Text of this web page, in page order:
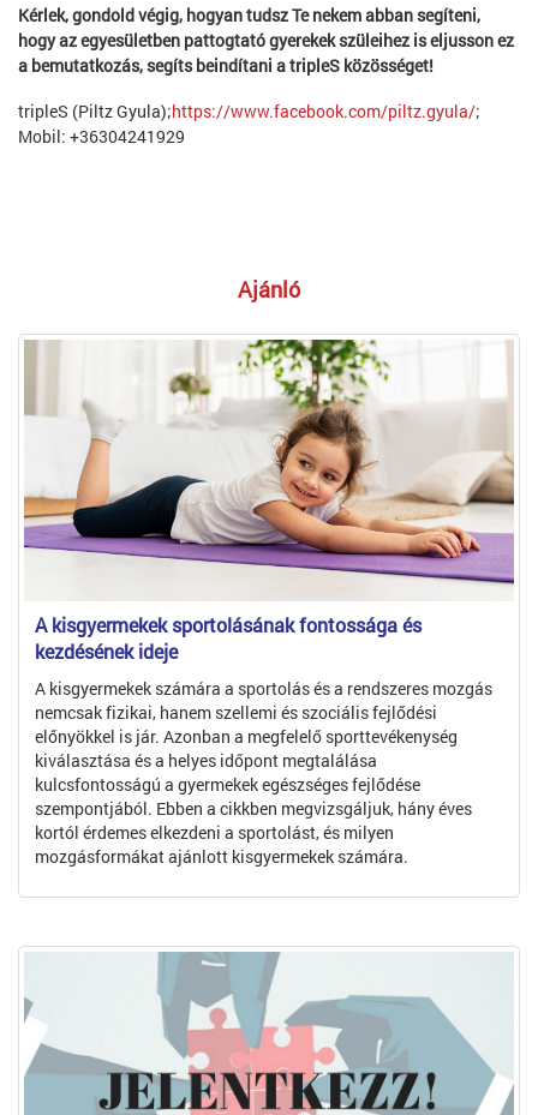
Kérlek, gondold végig, hogyan tudsz Te nekem abban segíteni,
hogy az egyesületben pattogtató gyerekek szüleihez is eljusson ez
a bemutatkozás, segíts beindítani a tripleS közösséget!
tripleS (Piltz Gyula);https://www.facebook.com/piltz.gyula/;
Mobil: +36304241929
Ajánló
A kisgyermekek sportolásának fontossága és
kezdésének ideje
A kisgyermekek számára a sportolás és a rendszeres mozgás
nemcsak fizikai, hanem szellemi és szociális fejlődési
előnyökkel is jár. Azonban a megfelelő sporttevékenység
kiválasztása és a helyes időpont megtalálása
kulcsfontosságú a gyermekek egészséges fejlődése
szempontjából. Ebben a cikkben megvizsgáljuk, hány éves
kortól érdemes elkezdeni a sportolást, és milyen
mozgásformákat ajánlott kisgyermekek számára.